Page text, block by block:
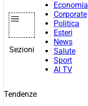
Sezioni
Economia
Corporate
Politica
Esteri
News
Salute
Sport
AI TV
Tendenze